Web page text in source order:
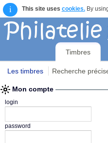
i This site uses cookies.By
Timbres
Les timbres Recherche
Mon compte
login
password